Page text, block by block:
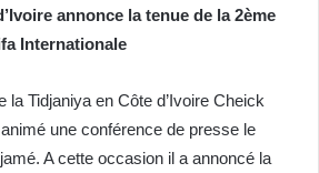
annonce la tenue de la 2ème
Internationale
la Tidjaniya en Côte d’Ivoire Cheick
une conférence de presse le
A cette occasion il a annoncé la